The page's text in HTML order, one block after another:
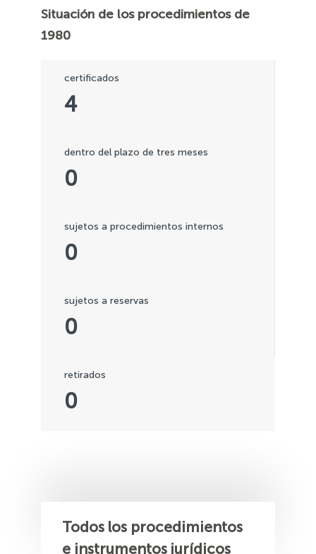
Situación de los procedimientos de
1980
4
certificados
0
dentro del plazo de tres meses
0
sujetos a procedimientos internos
0
sujetos a reservas
0
retirados
Todos los procedimientos
e instrumentos jurídicos